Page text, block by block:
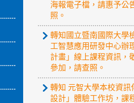
海報電子檔，請惠予公
照。
轉知國立暨南國際大學
工智慧應用研發中心辦
計畫」線上課程資訊，
參加，請查照。
轉知 元智大學本校資
設計」體驗工作坊，課